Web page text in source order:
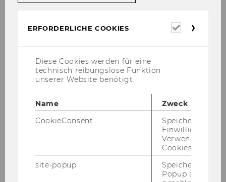
ERFORDERLICHE COOKIES
Diese Cookies werden für eine
technisch reibungslose Funktion
unserer Website benötigt.
Name
Zweck
CookieConsent
Speichert Ihre
Einwilligung zur
Verwendung von
Cookies.
site-popup
Speichert ob ein
Popup